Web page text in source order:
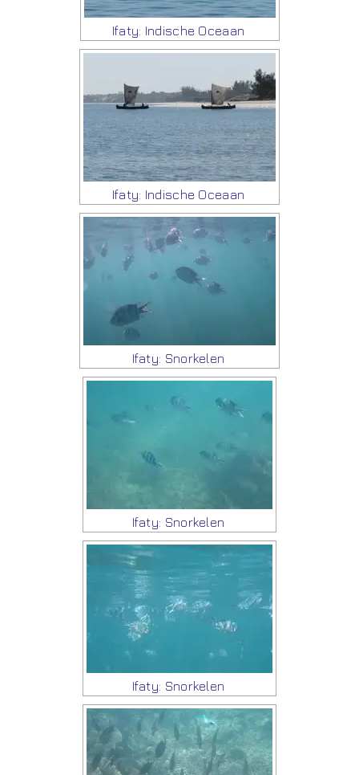
Ifaty: Indische Oceaan
Ifaty: Indische Oceaan
Ifaty: Snorkelen
Ifaty: Snorkelen
Ifaty: Snorkelen